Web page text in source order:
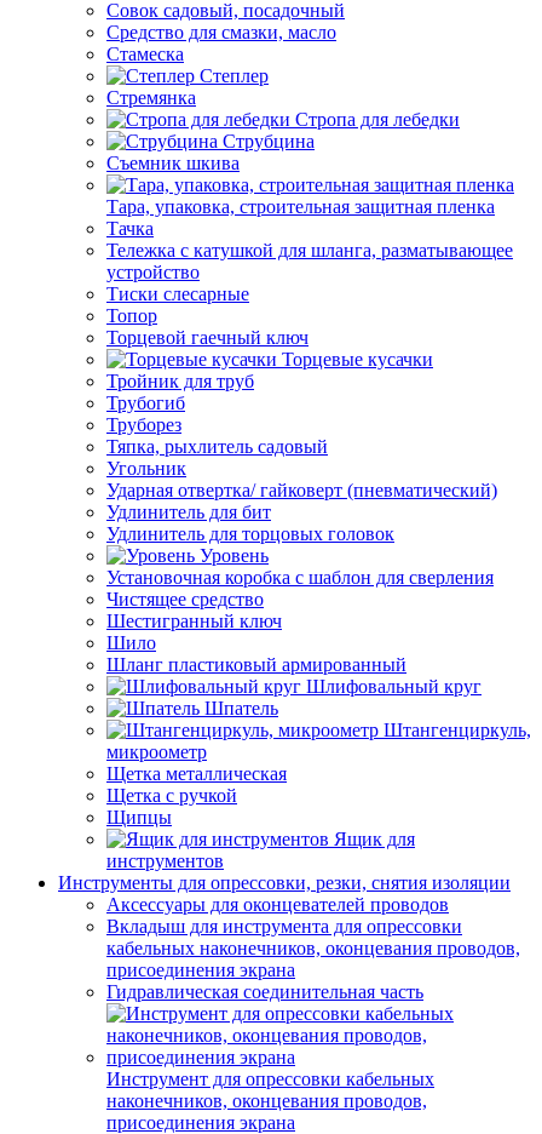
Совок садовый, посадочный
Средство для смазки, масло
Стамеска
Степлер
Стремянка
Стропа для лебедки
Струбцина
Съемник шкива
Тара, упаковка, строительная защитная пленка
Тачка
Тележка с катушкой для шланга, разматывающее
устройство
Тиски слесарные
Топор
Торцевой гаечный ключ
Торцевые кусачки
Тройник для труб
Трубогиб
Труборез
Тяпка, рыхлитель садовый
Угольник
Ударная отвертка/ гайковерт (пневматический)
Удлинитель для бит
Удлинитель для торцовых головок
Уровень
Установочная коробка с шаблон для сверления
Чистящее средство
Шестигранный ключ
Шило
Шланг пластиковый армированный
Шлифовальный круг
Шпатель
Штангенциркуль,
микроометр
Щетка металлическая
Щетка с ручкой
Щипцы
Ящик для
инструментов
Инструменты для опрессовки, резки, снятия изоляции
Аксессуары для оконцевателей проводов
Вкладыш для инструмента для опрессовки
кабельных наконечников, оконцевания проводов,
присоединения экрана
Гидравлическая соединительная часть
Инструмент для опрессовки кабельных
наконечников, оконцевания проводов,
присоединения экрана